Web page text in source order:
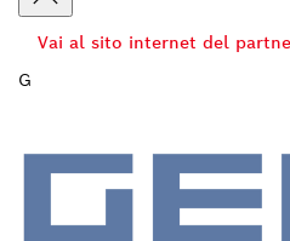
Vai al sito internet del
G